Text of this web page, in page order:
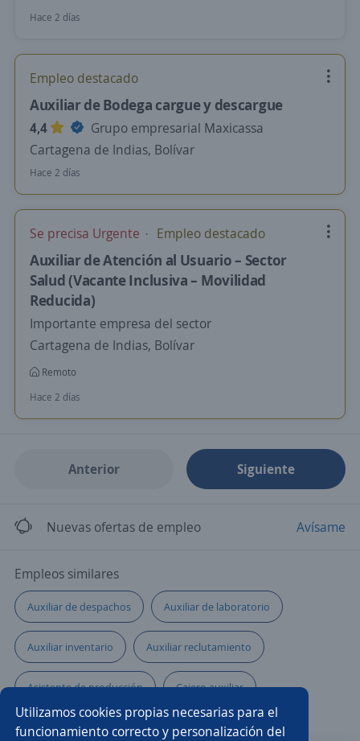
Utilizamos cookies propias necesarias para el
funcionamiento correcto y personalización del
Hace 2 días
Empleo destacado
Auxiliar de Bodega cargue y descargue
4,4
Grupo empresarial Maxicassa
Cartagena de Indias, Bolívar
Hace 2 días
Se precisa Urgente Empleo destacado
Auxiliar de Atención al Usuario – Sector
Salud (Vacante Inclusiva – Movilidad
Reducida)
Importante empresa del sector
Cartagena de Indias, Bolívar
Remoto
Hace 2 días
Anterior Siguiente
Nuevas ofertas de empleo Avísame
Empleos similares
Auxiliar de despachos Auxiliar de laboratorio
Auxiliar inventario Auxiliar reclutamiento
Asistente de producción Cajero auxiliar
Oficial de construcción Asistente/a contable